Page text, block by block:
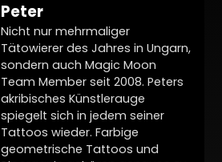
Peter
Nicht nur mehrmaliger
Tätowierer des Jahres in Ungarn,
sondern auch Magic Moon
Team Member seit 2008. Peters
akribisches Künstlerauge
spiegelt sich in jedem seiner
Tattoos wieder. Farbige
geometrische Tattoos und